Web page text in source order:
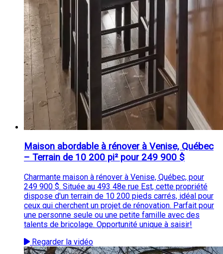
Maison abordable à rénover à Venise, Québec
– Terrain de 10 200 pi² pour 249 900 $
Charmante maison à rénover à Venise, Québec, pour
249 900 $. Située au 493 48e rue Est, cette propriété
dispose d'un terrain de 10 200 pieds carrés, idéal pour
ceux qui cherchent un projet de rénovation. Parfait pour
une personne seule ou une petite famille avec des
talents de bricolage. Opportunité unique à saisir!
Regarder la vidéo